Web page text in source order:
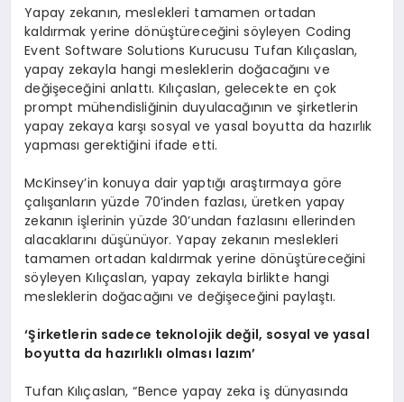
Yapay zekanın, meslekleri tamamen ortadan
kaldırmak yerine dönüştüreceğini söyleyen Coding
Event Software Solutions Kurucusu Tufan Kılıçaslan,
yapay zekayla hangi mesleklerin doğacağını ve
değişeceğini anlattı. Kılıçaslan, gelecekte en çok
prompt mühendisliğinin duyulacağının ve şirketlerin
yapay zekaya karşı sosyal ve yasal boyutta da hazırlık
yapması gerektiğini ifade etti.
McKinsey’in konuya dair yaptığı araştırmaya göre
çalışanların yüzde 70’inden fazlası, üretken yapay
zekanın işlerinin yüzde 30’undan fazlasını ellerinden
alacaklarını düşünüyor. Yapay zekanın meslekleri
tamamen ortadan kaldırmak yerine dönüştüreceğini
söyleyen Kılıçaslan, yapay zekayla birlikte hangi
mesleklerin doğacağını ve değişeceğini paylaştı.
‘Şirketlerin sadece teknolojik değil, sosyal ve yasal
boyutta da hazırlıklı olması lazım’
Tufan Kılıçaslan, “Bence yapay zeka iş dünyasında